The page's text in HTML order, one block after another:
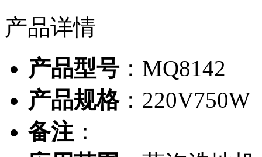
产品详情
产品型号：MQ8142
产品规格：220V750W
备注 ：